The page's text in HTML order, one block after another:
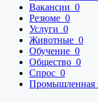
Вакансии 0
Резюме 0
Услуги 0
Животные 0
Обучение 0
Общество 0
Спрос 0
Промышленная